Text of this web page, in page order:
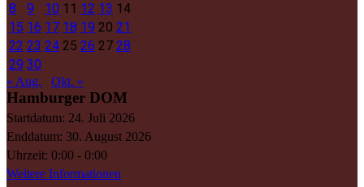
8
9 10 11 12 13 14
15 16 17 18 19 20 21
22 23 24 25 26 27 28
29 30
« Aug. Okt. »
Hamburger DOM
Startdatum: 24. Juli 2026
Enddatum: 30. August 2026
Uhrzeit: 0:00 - 0:00
Weitere Informationen